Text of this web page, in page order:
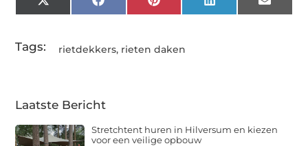
X
(Twitter)
FacebookPinterestLinkedInEmail
Tags: rietdekkers, rieten daken
Laatste Bericht
Stretchtent huren in Hilversum en kiezen
voor een veilige opbouw